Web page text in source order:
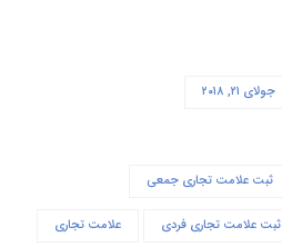
جولای ۲۱, ۲۰۱۸
ثبت علامت تجاری جمعی
ثبت علامت تجاری فردی علامت تجاری